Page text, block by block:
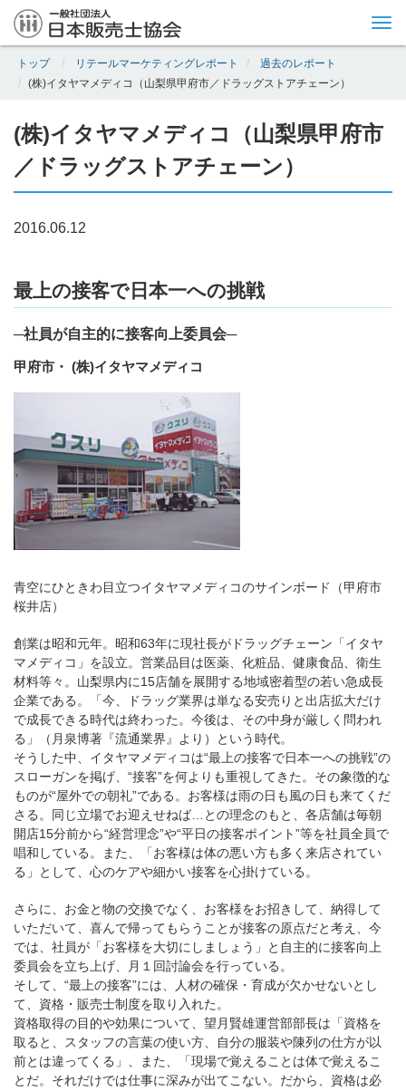
トップ リテールマーケティングレポート
過去のレポート
(株)イタヤマメディコ（山梨県甲府市／ドラッグストアチェーン）
(株)イタヤマメディコ（山梨県甲府市
／ドラッグストアチェーン）
2016.06.12
最上の接客で日本一への挑戦
─社員が自主的に接客向上委員会─
甲府市・ (株)イタヤマメディコ
青空にひときわ目立つイタヤマメディコのサインボード（甲府市
桜井店）
創業は昭和元年。昭和63年に現社長がドラッグチェーン「イタヤ
マメディコ」を設立。営業品目は医薬、化粧品、健康食品、衛生
材料等々。山梨県内に15店舗を展開する地域密着型の若い急成長
企業である。「今、ドラッグ業界は単なる安売りと出店拡大だけ
で成長できる時代は終わった。今後は、その中身が厳しく問われ
る」（月泉博著『流通業界』より）という時代。
そうした中、イタヤマメディコは“最上の接客で日本一への挑戦”の
スローガンを掲げ、“接客”を何よりも重視してきた。その象徴的な
ものが“屋外での朝礼”である。お客様は雨の日も風の日も来てくだ
さる。同じ立場でお迎えせねば…との理念のもと、各店舗は毎朝
開店15分前から“経営理念”や“平日の接客ポイント”等を社員全員で
唱和している。また、「お客様は体の悪い方も多く来店されてい
る」として、心のケアや細かい接客を心掛けている。
さらに、お金と物の交換でなく、お客様をお招きして、納得して
いただいて、喜んで帰ってもらうことが接客の原点だと考え、今
では、社員が「お客様を大切にしましょう」と自主的に接客向上
委員会を立ち上げ、月１回討論会を行っている。
そして、“最上の接客”には、人材の確保・育成が欠かせないとし
て、資格・販売士制度を取り入れた。
資格取得の目的や効果について、望月賢雄運営部部長は「資格を
取ると、スタッフの言葉の使い方、自分の服装や陳列の仕方が以
前とは違ってくる」、また、「現場で覚えることは体で覚えるこ
とだ。それだけでは仕事に深みが出てこない。だから、資格は必